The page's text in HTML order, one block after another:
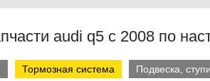
audi q5 c 2008 по
Тормозная система Подвеска,